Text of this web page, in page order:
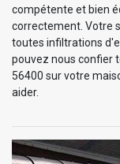
compétente et bien
correctement. Votre
toutes infiltrations
pouvez nous confier
56400 sur votre
aider.